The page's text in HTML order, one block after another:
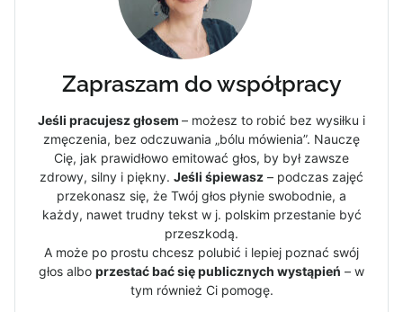
Zapraszam do współpracy
Jeśli pracujesz głosem – możesz to robić bez wysiłku i
zmęczenia, bez odczuwania „bólu mówienia”. Nauczę
Cię, jak prawidłowo emitować głos, by był zawsze
zdrowy, silny i piękny. Jeśli śpiewasz – podczas zajęć
przekonasz się, że Twój głos płynie swobodnie, a
każdy, nawet trudny tekst w j. polskim przestanie być
przeszkodą.
A może po prostu chcesz polubić i lepiej poznać swój
głos albo przestać bać się publicznych wystąpień – w
tym również Ci pomogę.